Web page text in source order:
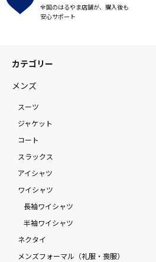
全国のはるやま店舗が、購入後も
安心サポート
カテゴリー
メンズ
スーツ
ジャケット
コート
スラックス
アイシャツ
ワイシャツ
長袖ワイシャツ
半袖ワイシャツ
ネクタイ
メンズフォーマル（礼服・喪服）